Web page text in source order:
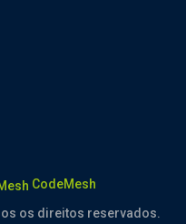
CodeMesh
os direitos reservados.